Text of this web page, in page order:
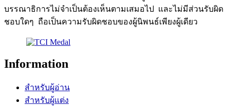
บรรณาธิการไม่จำเป็นต้องเห็นตามเสมอไป และไม่มีส่วนรับผิด
ชอบใดๆ ถือเป็นความรับผิดชอบของผู้นิพนธ์เพียงผู้เดียว
Information
สำหรับผู้อ่าน
สำหรับผู้แต่ง